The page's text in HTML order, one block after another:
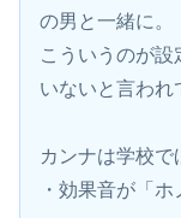
の男と一緒に。
こういうのが設
いないと言われ
カンナは学校で
・効果音が「ホ